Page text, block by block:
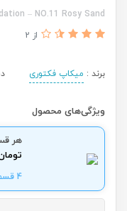
– NO.11 Rosy Sand
از 2
برند : میکاپ فکتوری
ویژگی‌های محصول
هر
4 قسط ماهانه بدون سود ، چک و ضامن .